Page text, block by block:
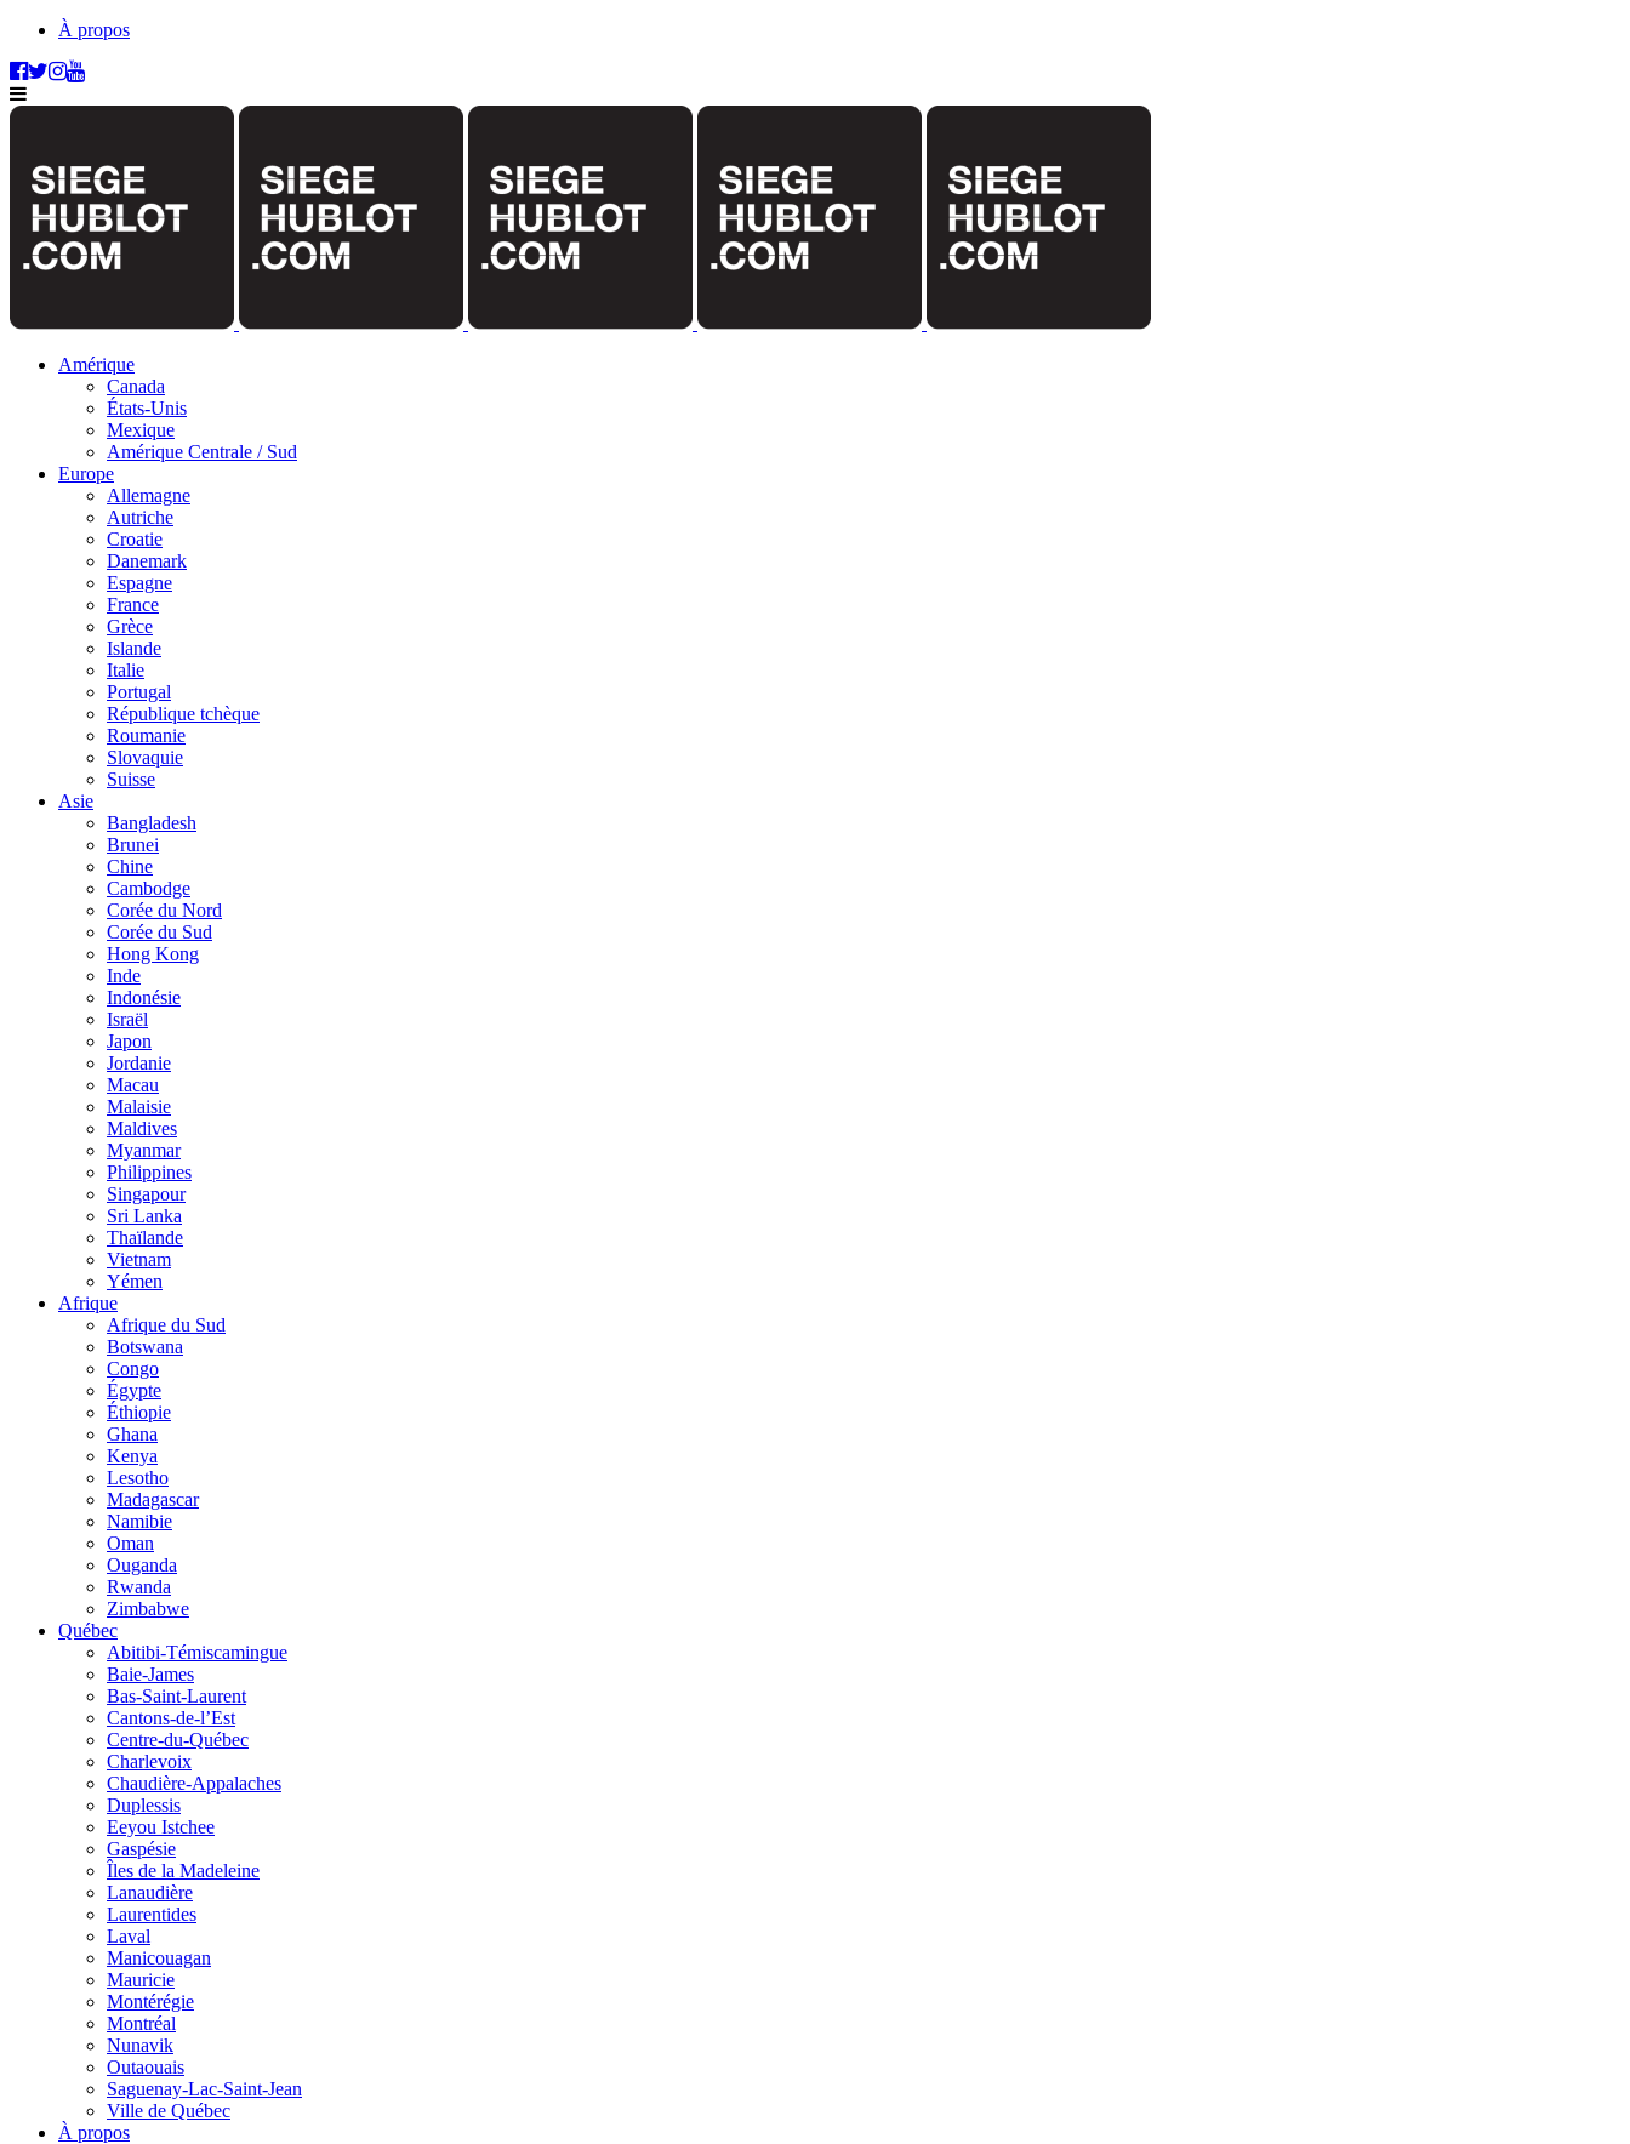
À propos
Amérique
Canada
États-Unis
Mexique
Amérique Centrale / Sud
Europe
Allemagne
Autriche
Croatie
Danemark
Espagne
France
Grèce
Islande
Italie
Portugal
République tchèque
Roumanie
Slovaquie
Suisse
Asie
Bangladesh
Brunei
Chine
Cambodge
Corée du Nord
Corée du Sud
Hong Kong
Inde
Indonésie
Israël
Japon
Jordanie
Macau
Malaisie
Maldives
Myanmar
Philippines
Singapour
Sri Lanka
Thaïlande
Vietnam
Yémen
Afrique
Afrique du Sud
Botswana
Congo
Égypte
Éthiopie
Ghana
Kenya
Lesotho
Madagascar
Namibie
Oman
Ouganda
Rwanda
Zimbabwe
Québec
Abitibi-Témiscamingue
Baie-James
Bas-Saint-Laurent
Cantons-de-l’Est
Centre-du-Québec
Charlevoix
Chaudière-Appalaches
Duplessis
Eeyou Istchee
Gaspésie
Îles de la Madeleine
Lanaudière
Laurentides
Laval
Manicouagan
Mauricie
Montérégie
Montréal
Nunavik
Outaouais
Saguenay-Lac-Saint-Jean
Ville de Québec
À propos